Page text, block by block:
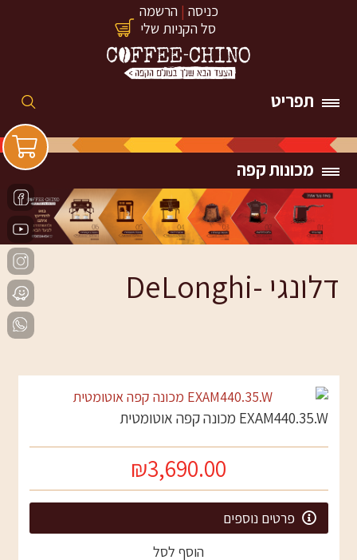
כניסה | הרשמה
סל הקניות שלי
תפריט
מכונות קפה
דלונגי -DeLonghi
EXAM440.35.W מכונה קפה אוטומטית
₪3,690.00
פרטים נוספים
הוסף לסל